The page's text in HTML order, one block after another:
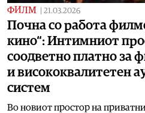
ФИЛМ 21.03.2026
Почна со работа
кино“: Интимниот
соодветно платно за
и висококвалитетен
систем
Во новиот простор на